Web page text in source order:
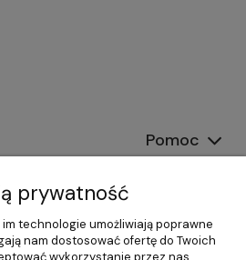
Pomoc
Moje konto
prywatność
technologie umożliwiają poprawne
nam dostosować ofertę do Twoich
wykorzystanie przez nas